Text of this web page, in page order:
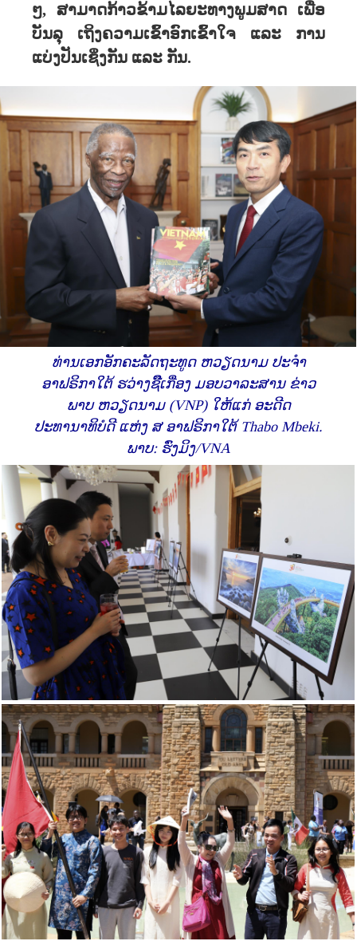
ໆ, ສາມາດກ້າວຂ້າມໄລຍະທາງພູມສາດ ເພື່ອ
ບັນລຸ ເຖິງຄວາມເຂົ້າອົກເຂົ້າໃຈ ແລະ ການ
ແບ່ງປັນເຊິ່ງກັນ ແລະ ກັນ.
ທ່ານເອກອັກຄະລັດຖະທູດ ຫວຽດນາມ ປະຈຳ
ອາຟຣິກາໃຕ້ ຮວ່າງຊີ໊ເກື່ອງ ມອບວາລະສານ ຂ່າວ
ພາບ ຫວຽດນາມ (VNP) ໃຫ້ແກ່ ອະດີດ
ປະທານາທິບໍດີ ແຫ່ງ ສ ອາຟຣິກາໃຕ້ Thabo Mbeki.
ພາບ: ຮົ່ງມິງ/VNA